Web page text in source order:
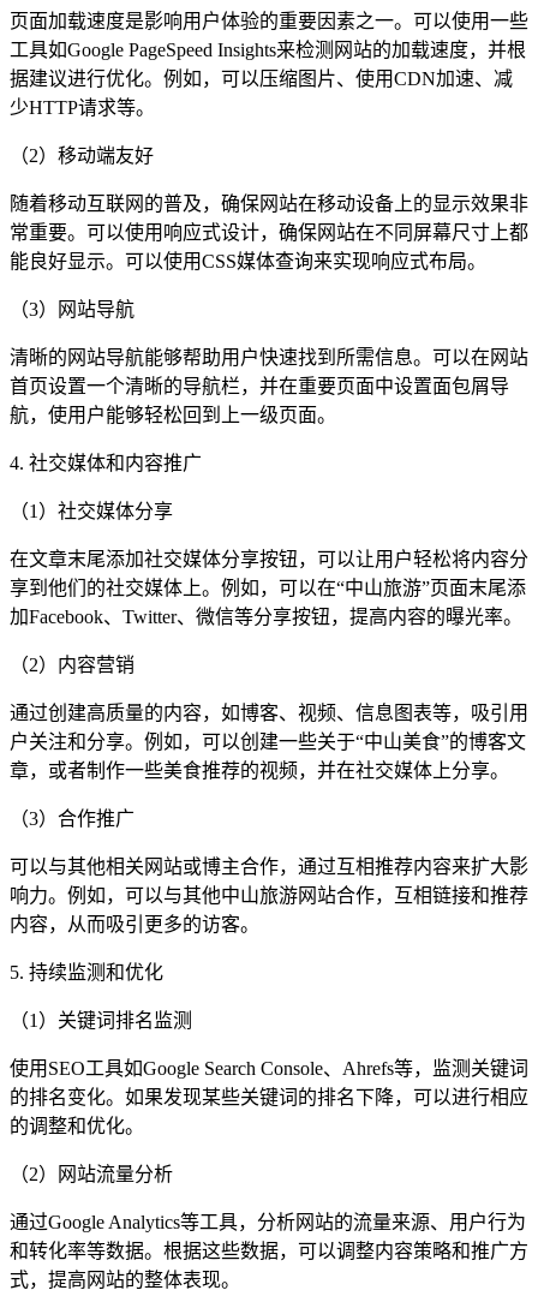
页面加载速度是影响用户体验的重要因素之一。可以使用一些
工具如Google PageSpeed Insights来检测网站的加载速度，并根
据建议进行优化。例如，可以压缩图片、使用CDN加速、减
少HTTP请求等。
（2）移动端友好
随着移动互联网的普及，确保网站在移动设备上的显示效果非
常重要。可以使用响应式设计，确保网站在不同屏幕尺寸上都
能良好显示。可以使用CSS媒体查询来实现响应式布局。
（3）网站导航
清晰的网站导航能够帮助用户快速找到所需信息。可以在网站
首页设置一个清晰的导航栏，并在重要页面中设置面包屑导
航，使用户能够轻松回到上一级页面。
4. 社交媒体和内容推广
（1）社交媒体分享
在文章末尾添加社交媒体分享按钮，可以让用户轻松将内容分
享到他们的社交媒体上。例如，可以在“中山旅游”页面末尾添
加Facebook、Twitter、微信等分享按钮，提高内容的曝光率。
（2）内容营销
通过创建高质量的内容，如博客、视频、信息图表等，吸引用
户关注和分享。例如，可以创建一些关于“中山美食”的博客文
章，或者制作一些美食推荐的视频，并在社交媒体上分享。
（3）合作推广
可以与其他相关网站或博主合作，通过互相推荐内容来扩大影
响力。例如，可以与其他中山旅游网站合作，互相链接和推荐
内容，从而吸引更多的访客。
5. 持续监测和优化
（1）关键词排名监测
使用SEO工具如Google Search Console、Ahrefs等，监测关键词
的排名变化。如果发现某些关键词的排名下降，可以进行相应
的调整和优化。
（2）网站流量分析
通过Google Analytics等工具，分析网站的流量来源、用户行为
和转化率等数据。根据这些数据，可以调整内容策略和推广方
式，提高网站的整体表现。